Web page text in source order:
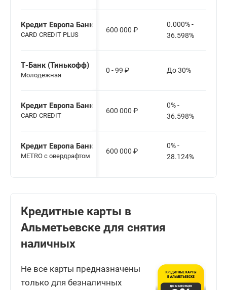
Кредит Европа Банк
CARD CREDIT PLUS
600 000 ₽
0.000% -
36.598%
Т-Банк (Тинькофф)
Молодежная
0 - 99 ₽ До 30%
Кредит Европа Банк
CARD CREDIT
600 000 ₽
0% -
36.598%
Кредит Европа Банк
METRO с овердрафтом
600 000 ₽
0% -
28.124%
Кредитные карты в
Альметьевске для снятия
наличных
Не все карты предназначены
только для безналичных